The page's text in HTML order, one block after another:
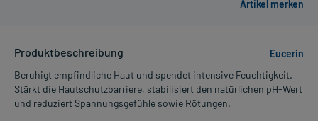
Produktbeschreibung
Eucerin
Beruhigt empfindliche Haut und spendet intensive Feuchtigkeit.
Stärkt die Hautschutzbarriere, stabilisiert den natürlichen pH-Wert
und reduziert Spannungsgefühle sowie Rötungen.